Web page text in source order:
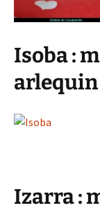
Isoba :
Izarra :